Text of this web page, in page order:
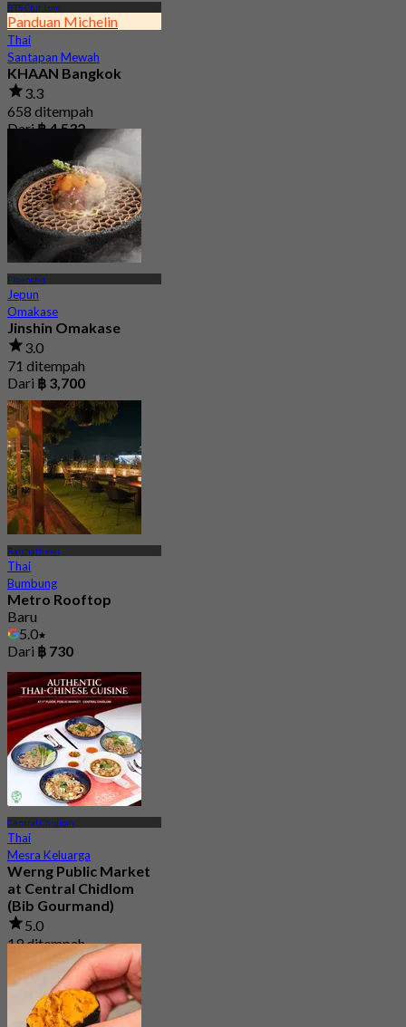
BTS Chit Lom
Panduan Michelin
Thai
Santapan Mewah
KHAAN Bangkok
3.3
658 ditempah
Dari฿ 4,532
Ploenchit
Jepun
Omakase
Jinshin Omakase
3.0
71 ditempah
Dari ฿ 3,700
Ratchathewi
Thai
Bumbung
Metro Rooftop
Baru
5.0
Dari ฿ 730
Central Chidlom
Thai
Mesra Keluarga
Werng Public Market
at Central Chidlom
(Bib Gourmand)
5.0
19 ditempah
฿ 283.33